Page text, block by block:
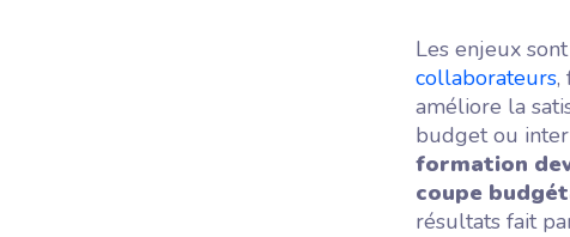
Les enjeux
collaborateurs,
améliore la
budget ou
formation
coupe
résultats fait